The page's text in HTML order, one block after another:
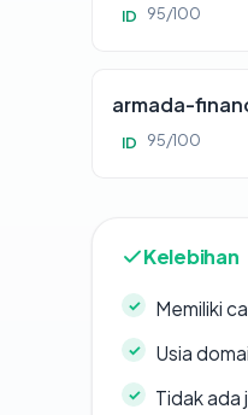
ID 95/100
armada-
ID 95/100
Kelebihan
Memiliki
Usia
Tidak ada